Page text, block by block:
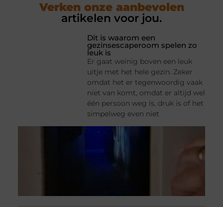
Verken onze aanbevolen
artikelen voor jou.
Dit is waarom een
gezinsescaperoom spelen zo
leuk is
Er gaat weinig boven een leuk
uitje met het hele gezin. Zeker
omdat het er tegenwoordig vaak
niet van komt, omdat er altijd wel
één persoon weg is, druk is of het
simpelweg even niet